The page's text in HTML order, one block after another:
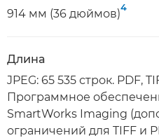
914 мм (36 дюймов)
4
Длина
JPEG: 65 535 строк. PDF,
Программное
SmartWorks Imaging
ограничений для TIFF и